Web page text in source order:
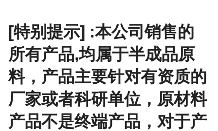
[特别提示] :本公司销售的
所有产品,均属于半成品原
料，产品主要针对有资质的
厂家或者科研单位，原材料
产品不是终端产品，对于产